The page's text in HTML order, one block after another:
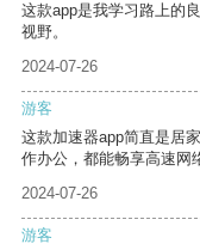
这款app是我学习路上的
视野。
2024-07-26
游客
这款加速器app简直是居
作办公，都能畅享高速网
2024-07-26
游客